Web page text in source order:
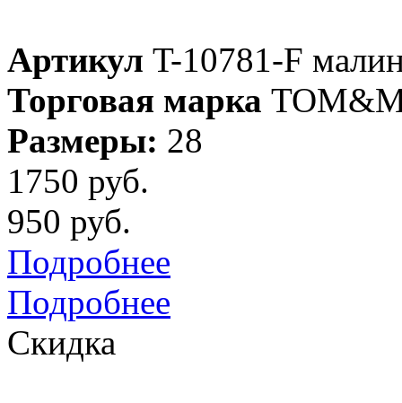
Артикул T-10781-F
Торговая марка
Размеры: 28
1750 руб.
950 руб.
Подробнее
Подробнее
Скидка